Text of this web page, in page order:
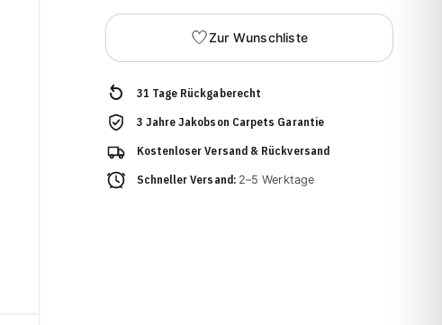
Zur Wunschliste
31 Tage Rückgaberecht
3 Jahre Jakobson Carpets Garantie
Kostenloser Versand & Rückversand
Schneller Versand: 2–5 Werktage